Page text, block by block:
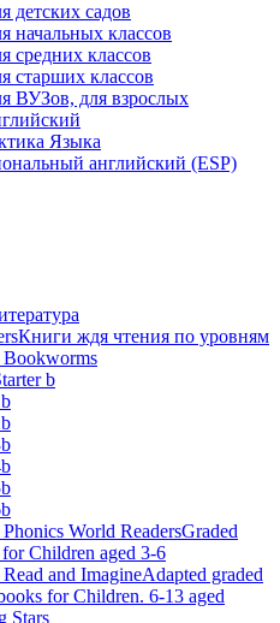
детских садов
начальных классов
средних классов
старших классов
ВУЗов, для взрослых
Языка
английский (ESP)
Книги ждя чтения по уровням
b
World ReadersGraded
for Children aged 3-6
and ImagineAdapted graded
for Children. 6-13 aged
Stars